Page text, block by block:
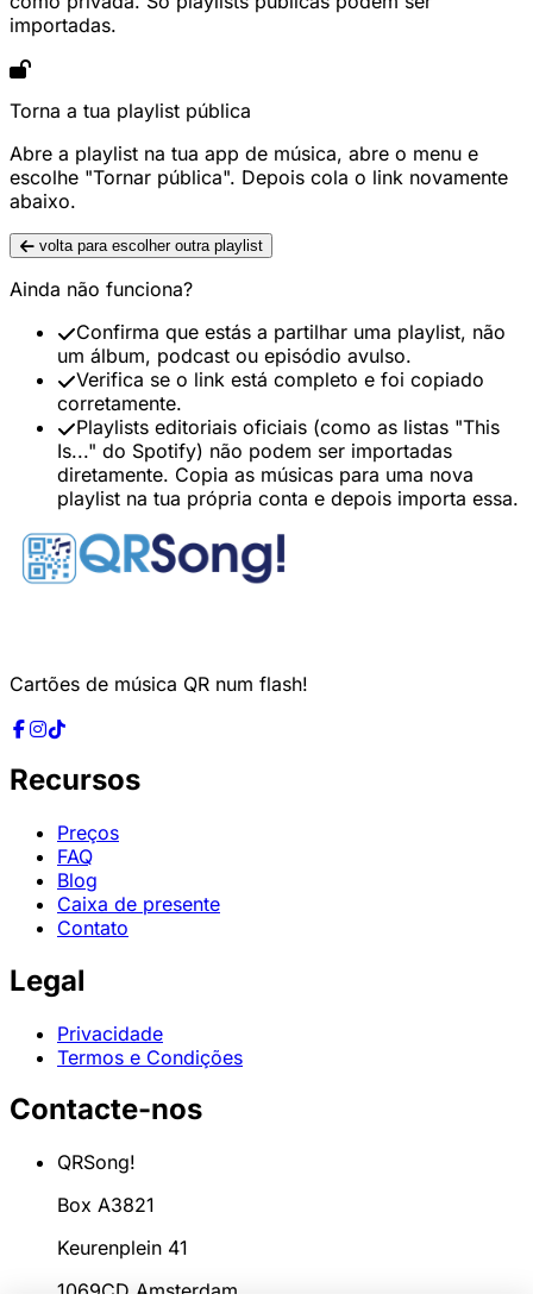
importadas.
Torna a tua playlist pública
Abre a playlist na tua app de música, abre o menu e
escolhe "Tornar pública". Depois cola o link novamente
abaixo.
volta para escolher outra playlist
Ainda não funciona?
Confirma que estás a partilhar uma playlist, não
um álbum, podcast ou episódio avulso.
Verifica se o link está completo e foi copiado
corretamente.
Playlists editoriais oficiais (como as listas "This
Is..." do Spotify) não podem ser importadas
diretamente. Copia as músicas para uma nova
playlist na tua própria conta e depois importa essa.
Cartões de música QR num flash!
Recursos
Preços
FAQ
Blog
Caixa de presente
Contato
Legal
Privacidade
Termos e Condições
Contacte-nos
QRSong!
Box A3821
Keurenplein 41
1069CD Amsterdam